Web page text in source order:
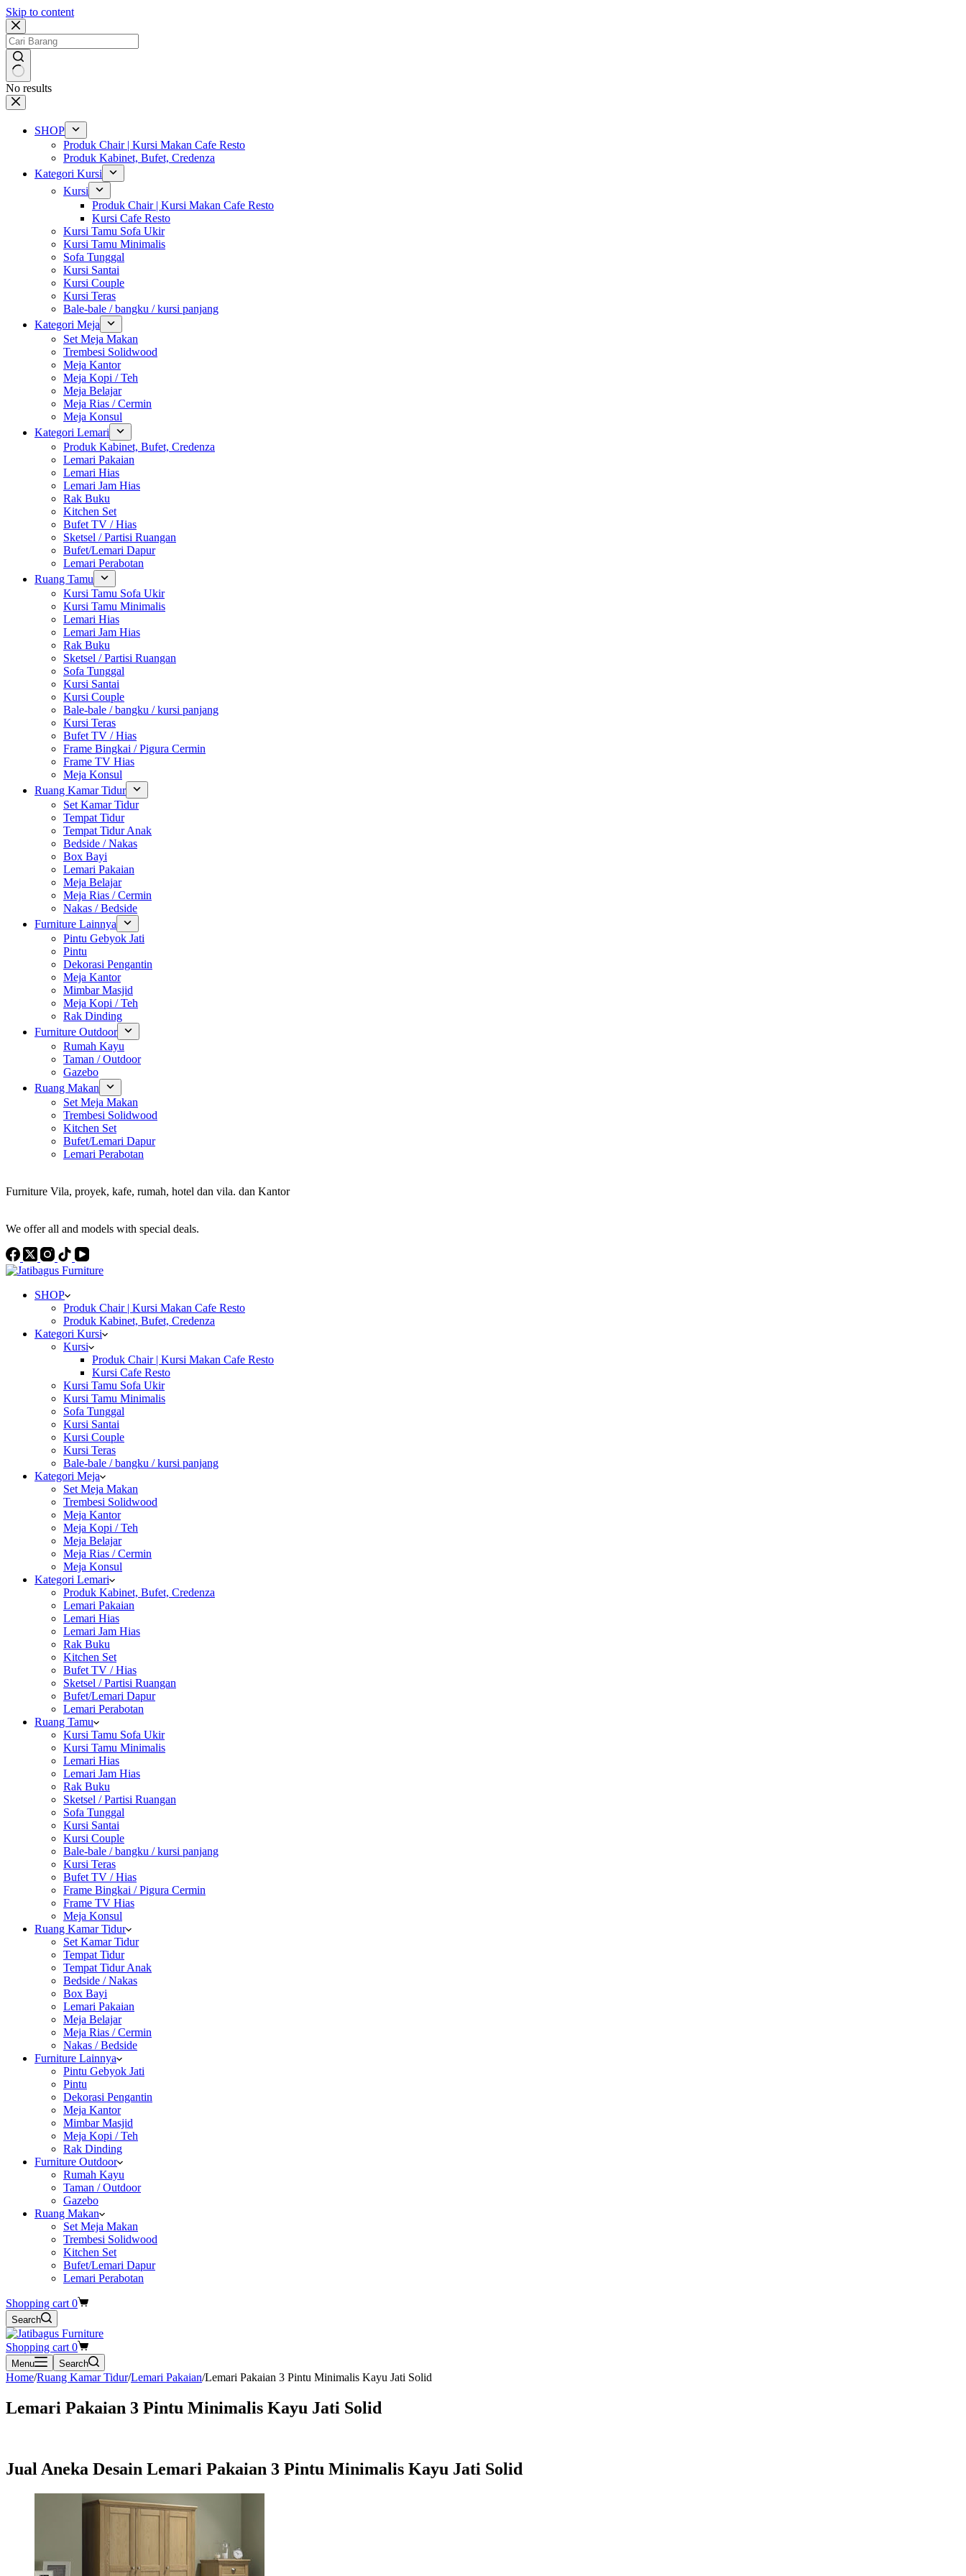
Skip to content
No results
SHOP
Produk Chair | Kursi Makan Cafe Resto
Produk Kabinet, Bufet, Credenza
Kategori Kursi
Kursi
Produk Chair | Kursi Makan Cafe Resto
Kursi Cafe Resto
Kursi Tamu Sofa Ukir
Kursi Tamu Minimalis
Sofa Tunggal
Kursi Santai
Kursi Couple
Kursi Teras
Bale-bale / bangku / kursi panjang
Kategori Meja
Set Meja Makan
Trembesi Solidwood
Meja Kantor
Meja Kopi / Teh
Meja Belajar
Meja Rias / Cermin
Meja Konsul
Kategori Lemari
Produk Kabinet, Bufet, Credenza
Lemari Pakaian
Lemari Hias
Lemari Jam Hias
Rak Buku
Kitchen Set
Bufet TV / Hias
Sketsel / Partisi Ruangan
Bufet/Lemari Dapur
Lemari Perabotan
Ruang Tamu
Kursi Tamu Sofa Ukir
Kursi Tamu Minimalis
Lemari Hias
Lemari Jam Hias
Rak Buku
Sketsel / Partisi Ruangan
Sofa Tunggal
Kursi Santai
Kursi Couple
Bale-bale / bangku / kursi panjang
Kursi Teras
Bufet TV / Hias
Frame Bingkai / Pigura Cermin
Frame TV Hias
Meja Konsul
Ruang Kamar Tidur
Set Kamar Tidur
Tempat Tidur
Tempat Tidur Anak
Bedside / Nakas
Box Bayi
Lemari Pakaian
Meja Belajar
Meja Rias / Cermin
Nakas / Bedside
Furniture Lainnya
Pintu Gebyok Jati
Pintu
Dekorasi Pengantin
Meja Kantor
Mimbar Masjid
Meja Kopi / Teh
Rak Dinding
Furniture Outdoor
Rumah Kayu
Taman / Outdoor
Gazebo
Ruang Makan
Set Meja Makan
Trembesi Solidwood
Kitchen Set
Bufet/Lemari Dapur
Lemari Perabotan
Furniture Vila, proyek, kafe, rumah, hotel dan vila. dan Kantor
We offer all and models with special deals.
SHOP
Produk Chair | Kursi Makan Cafe Resto
Produk Kabinet, Bufet, Credenza
Kategori Kursi
Kursi
Produk Chair | Kursi Makan Cafe Resto
Kursi Cafe Resto
Kursi Tamu Sofa Ukir
Kursi Tamu Minimalis
Sofa Tunggal
Kursi Santai
Kursi Couple
Kursi Teras
Bale-bale / bangku / kursi panjang
Kategori Meja
Set Meja Makan
Trembesi Solidwood
Meja Kantor
Meja Kopi / Teh
Meja Belajar
Meja Rias / Cermin
Meja Konsul
Kategori Lemari
Produk Kabinet, Bufet, Credenza
Lemari Pakaian
Lemari Hias
Lemari Jam Hias
Rak Buku
Kitchen Set
Bufet TV / Hias
Sketsel / Partisi Ruangan
Bufet/Lemari Dapur
Lemari Perabotan
Ruang Tamu
Kursi Tamu Sofa Ukir
Kursi Tamu Minimalis
Lemari Hias
Lemari Jam Hias
Rak Buku
Sketsel / Partisi Ruangan
Sofa Tunggal
Kursi Santai
Kursi Couple
Bale-bale / bangku / kursi panjang
Kursi Teras
Bufet TV / Hias
Frame Bingkai / Pigura Cermin
Frame TV Hias
Meja Konsul
Ruang Kamar Tidur
Set Kamar Tidur
Tempat Tidur
Tempat Tidur Anak
Bedside / Nakas
Box Bayi
Lemari Pakaian
Meja Belajar
Meja Rias / Cermin
Nakas / Bedside
Furniture Lainnya
Pintu Gebyok Jati
Pintu
Dekorasi Pengantin
Meja Kantor
Mimbar Masjid
Meja Kopi / Teh
Rak Dinding
Furniture Outdoor
Rumah Kayu
Taman / Outdoor
Gazebo
Ruang Makan
Set Meja Makan
Trembesi Solidwood
Kitchen Set
Bufet/Lemari Dapur
Lemari Perabotan
Shopping cart 0
Search
Shopping cart 0
Menu Search
Home/Ruang Kamar Tidur/Lemari Pakaian/Lemari Pakaian 3 Pintu Minimalis Kayu Jati Solid
Lemari Pakaian 3 Pintu Minimalis Kayu Jati Solid
Jual Aneka Desain Lemari Pakaian 3 Pintu Minimalis Kayu Jati Solid